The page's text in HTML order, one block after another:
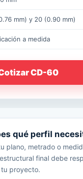
mm) y 20 (0.90 mm)
a medida
CD-60
qué perfil
plano, metrado o
final debe
proyecto.